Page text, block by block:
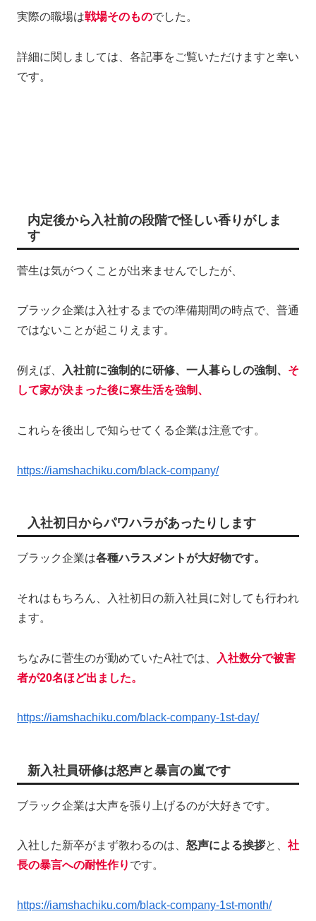
実際の職場は戦場そのものでした。
詳細に関しましては、各記事をご覧いただけますと幸い
です。
内定後から入社前の段階で怪しい香りがしま
す
菅生は気がつくことが出来ませんでしたが、
ブラック企業は入社するまでの準備期間の時点で、普通
ではないことが起こりえます。
例えば、 入社前に強制的に研修、一人暮らしの強制、 そ
して家が決まった後に寮生活を強制、
これらを後出しで知らせてくる企業は注意です。
https://iamshachiku.com/black-company/
入社初日からパワハラがあったりします
ブラック企業は各種ハラスメントが大好物です。
それはもちろん、入社初日の新入社員に対しても行われ
ます。
ちなみに菅生のが勤めていたA社では、
入社数分で被害
者が20名ほど出ました。
https://iamshachiku.com/black-company-1st-day/
新入社員研修は怒声と暴言の嵐です
ブラック企業は大声を張り上げるのが大好きです。
入社した新卒がまず教わるのは、 怒声による挨拶と、 社
長の暴言への耐性作り です。
https://iamshachiku.com/black-company-1st-month/